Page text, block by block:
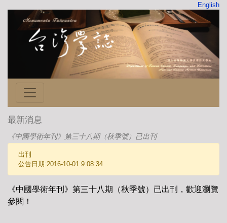
English
最新消息
《中國學術年刊》第三十八期（秋季號）已出刊
出刊
公告日期:2016-10-01 9:08:34
《中國學術年刊》第三十八期（秋季號）已出刊，歡迎瀏覽
參閱！